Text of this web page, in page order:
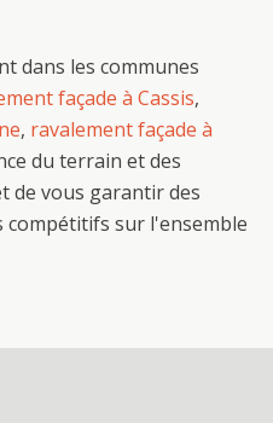
dans les communes
façade à Cassis,
, ravalement façade à
du terrain et des
de vous garantir des
compétitifs sur l'ensemble